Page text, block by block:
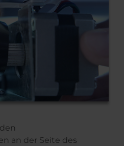
an der Seite des